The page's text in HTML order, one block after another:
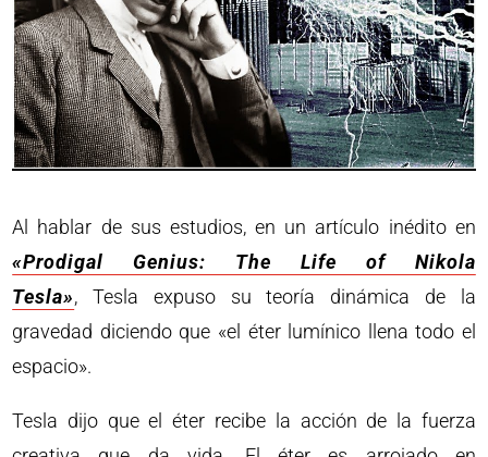
Al hablar de sus estudios, en un artículo inédito en
«Prodigal Genius: The Life of Nikola
Tesla», Tesla expuso su teoría dinámica de la
gravedad diciendo que «el éter lumínico llena todo el
espacio».
Tesla dijo que el éter recibe la acción de la fuerza